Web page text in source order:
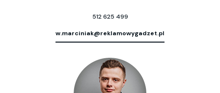
512 625 499
w.marciniak@reklamowygadzet.pl